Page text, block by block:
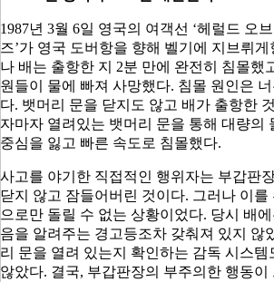
1987년 3월 6일 영국의 여객선 ‘헤럴드 오
즈’가 영국 도버항을 향해 벨기에 지브뤼
나 배는 출항한 지 2분 만에 완전히 침몰했
원들이 물에 빠져 사망했다. 침몰 원인은
다. 뱃머리 문을 닫지도 않고 배가 출항한
자마자 열려있는 뱃머리 문을 통해 대량의
중심을 잃고 빠른 속도로 침몰했다.
사고를 야기한 직접적인 행위자는 부갑판
닫지 않고 잠들어버린 것이다. 그러나 이를
으로만 돌릴 수 없는 상황이었다. 당시 배
음을 알려주는 경고등조차 갖춰져 있지 않
리 문을 열려 있는지 확인하는 감독 시스템
않았다. 결국, 부갑판장의 부주의한 행동이